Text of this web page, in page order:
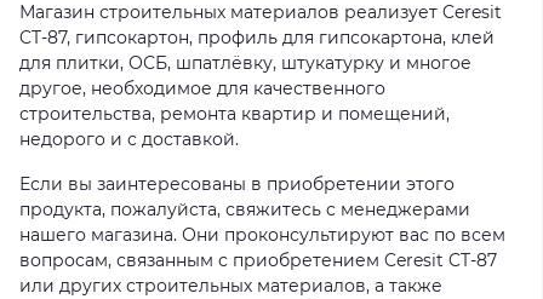
Магазин строительных материалов реализует Ceresit
CT-87, гипсокартон, профиль для гипсокартона, клей
для плитки, ОСБ, шпатлёвку, штукатурку и многое
другое, необходимое для качественного
строительства, ремонта квартир и помещений,
недорого и с доставкой.
Если вы заинтересованы в приобретении этого
продукта, пожалуйста, свяжитесь с менеджерами
нашего магазина. Они проконсультируют вас по всем
вопросам, связанным с приобретением Ceresit CT-87
или других строительных материалов, а также